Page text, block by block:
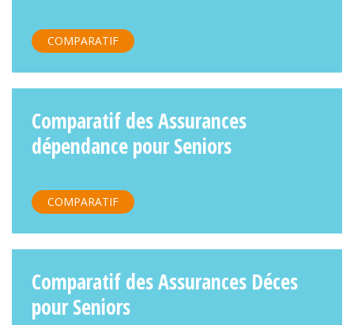
COMPARATIF
Comparatif des Assurances
dépendance pour Seniors
COMPARATIF
Comparatif des Assurances Déces
pour Seniors